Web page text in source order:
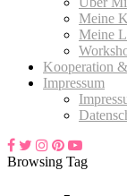
Meine
Meine
Kooperation
Impressum
Browsing Tag